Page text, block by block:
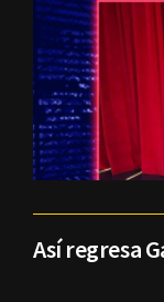
Así regresa